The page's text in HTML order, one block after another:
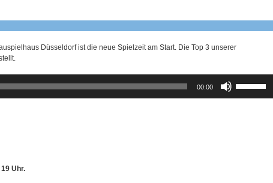
Lautstärke
zu
regeln.
Düsseldorf ist die neue Spielzeit am Start. Die Top 3 unserer
00:00
Hoch/Runter
benutzen,
Uhr.